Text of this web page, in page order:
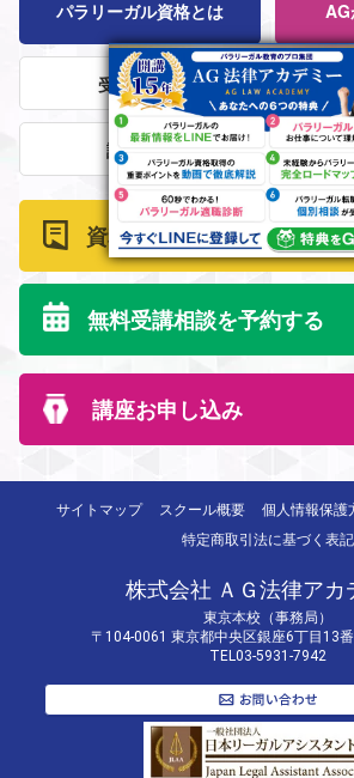
パラリーガル資格とは AG
受講者の声 法律
講師紹介
資料請求はこちら
無料受講相談を予約する
講座お申し込み
サイトマップ スクール概要 個人情報保護
特定商取引法に基づく表記
株式会社 ＡＧ法律アカ
東京本校（事務局）
〒104-0061 東京都中央区銀座6丁目13
TEL03-5931-7942